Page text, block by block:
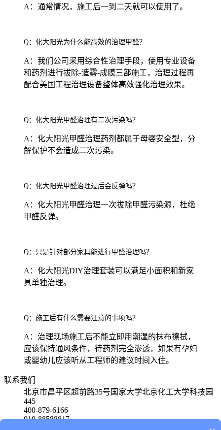
A：通常情况，施工后一到二天就可以使用了。
Q：化大阳光为什么能高效的治理甲醛？
A：我们公司采用综合性治理手段，使用专业设备
和药剂进行拔除-造雾-成膜三部施工，治理过程再
配合美国工程治理设备整体高效强化治理效果。
Q：化大阳光甲醛治理有二次污染吗？
A：化大阳光甲醛治理药剂都属于母婴安全型，分
解保护不会造成二次污染。
Q：化大阳光甲醛治理过后会反弹吗？
A：化大阳光甲醛治理一次拔除甲醛污染源，杜绝
甲醛反弹。
Q：只是针对部分家具能进行甲醛治理吗？
A：化大阳光DIY治理套装可以满足小面积和新家
具单独治理。
Q：施工后有什么需要注意的事项吗？
A：治理现场施工后不能立即用潮湿的抹布擦拭，
应该保持通风条件，待药剂完全渗透，如果有孕妇
或婴幼儿应该听从工程师的建议时间入住。
联系我们
北京市昌平区超前路35号国家大学北京化工大学科技园
445
400-879-6166
010-88588817